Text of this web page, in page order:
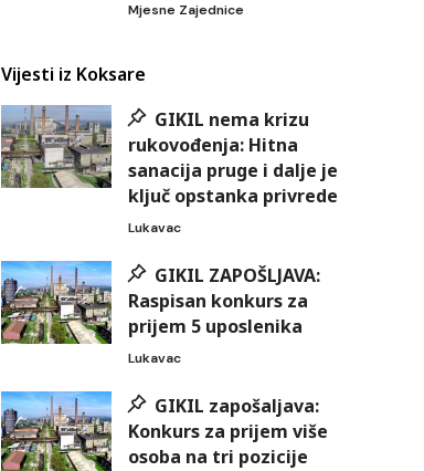
Mjesne Zajednice
Vijesti iz Koksare
GIKIL nema krizu
rukovođenja: Hitna
sanacija pruge i dalje je
ključ opstanka privrede
Lukavac
GIKIL ZAPOŠLJAVA:
Raspisan konkurs za
prijem 5 uposlenika
Lukavac
GIKIL zapošaljava:
Konkurs za prijem više
osoba na tri pozicije